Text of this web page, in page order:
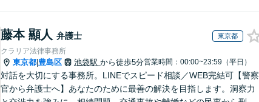
藤本 顯人 弁護士 東京都
クラリア法律事務所
東京都 豊島区 池袋駅 から徒歩5分営業時間：00:00~23:59（平日）
対話を大切にする事務所。LINEでスピード相談／WEB完結可【警察
官から弁護士へ】あなたのために最善の解決を目指します。洞察力